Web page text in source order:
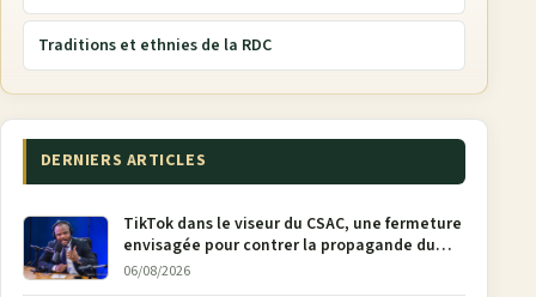
Traditions et ethnies de la RDC
DERNIERS ARTICLES
TikTok dans le viseur du CSAC, une fermeture
envisagée pour contrer la propagande du
M23
06/08/2026